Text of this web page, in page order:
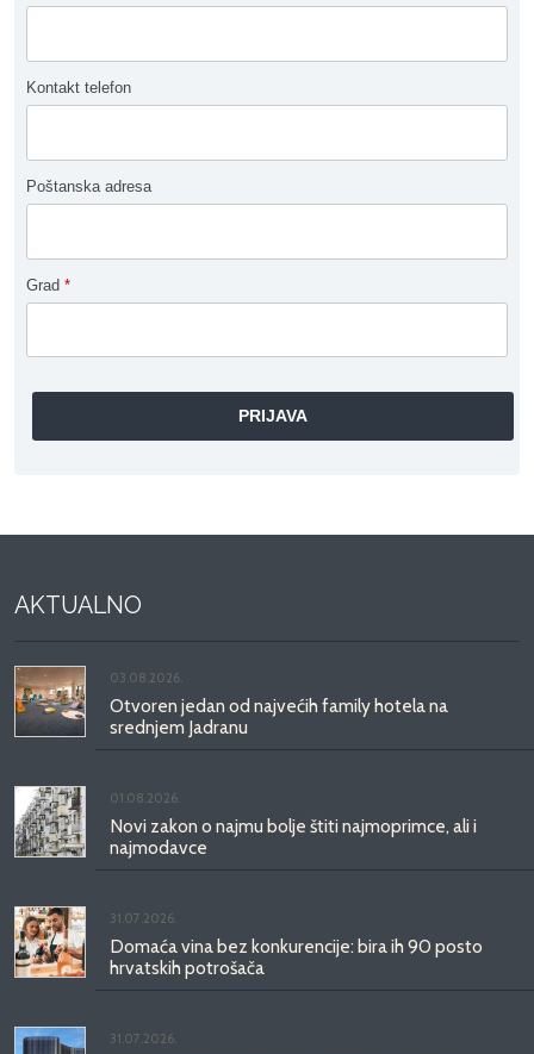
Kontakt telefon
Poštanska adresa
Grad *
AKTUALNO
03.08.2026.
Otvoren jedan od najvećih family hotela na
srednjem Jadranu
01.08.2026.
Novi zakon o najmu bolje štiti najmoprimce, ali i
najmodavce
31.07.2026.
Domaća vina bez konkurencije: bira ih 90 posto
hrvatskih potrošača
31.07.2026.